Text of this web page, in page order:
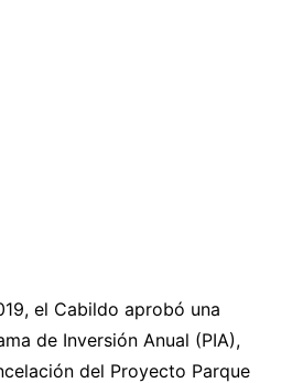
el Cabildo aprobó una
de Inversión Anual (PIA),
del Proyecto Parque